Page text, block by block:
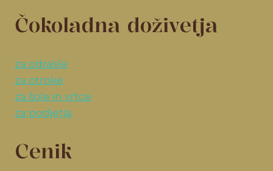
Čokoladna doživetja
za odrasle
za otroke
za šole in vrtce
za podjetja
Cenik